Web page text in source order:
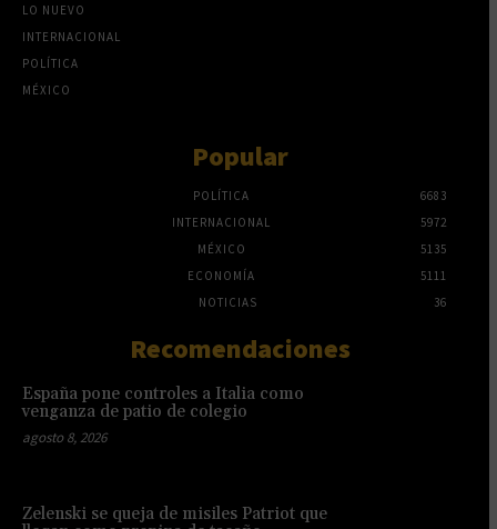
LO NUEVO
INTERNACIONAL
POLÍTICA
MÉXICO
Popular
POLÍTICA
6683
INTERNACIONAL
5972
MÉXICO
5135
ECONOMÍA
5111
NOTICIAS
36
Recomendaciones
España pone controles a Italia como
venganza de patio de colegio
agosto 8, 2026
Zelenski se queja de misiles Patriot que